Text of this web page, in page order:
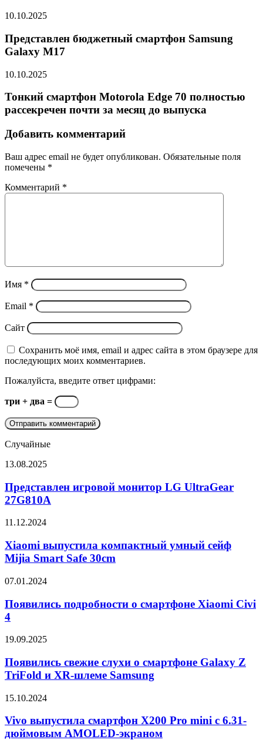
10.10.2025
Представлен бюджетный смартфон Samsung
Galaxy M17
10.10.2025
Тонкий смартфон Motorola Edge 70 полностью
рассекречен почти за месяц до выпуска
Добавить комментарий
Ваш адрес email не будет опубликован. Обязательные поля
помечены *
Комментарий *
Имя *
Email *
Сайт
Сохранить моё имя, email и адрес сайта в этом браузере для
последующих моих комментариев.
Пожалуйста, введите ответ цифрами:
три + два =
Случайные
Представлен
монитор
LG
UltraGear
13.08.2025
Представлен игровой монитор LG UltraGear
27G810A
Xiaomi
компактный
умный
сейф
Smart
30cm
11.12.2024
Xiaomi выпустила компактный умный сейф
Mijia Smart Safe 30cm
Появились
о
смартфоне
Xiaomi
4
07.01.2024
Появились подробности о смартфоне Xiaomi Civi
4
Появились
слухи
о
смартфоне
Z
и
XR-
19.09.2025
Появились свежие слухи о смартфоне Galaxy Z
TriFold и XR-шлеме Samsung
Vivo
смартфон
X200
Pro
15.10.2024
Vivo выпустила смартфон X200 Pro mini с 6.31-
дюймовым AMOLED-экраном